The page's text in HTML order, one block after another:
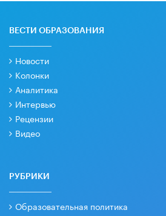
ВЕСТИ ОБРАЗОВАНИЯ
Новости
Колонки
Аналитика
Интервью
Рецензии
Видео
РУБРИКИ
Образовательная политика